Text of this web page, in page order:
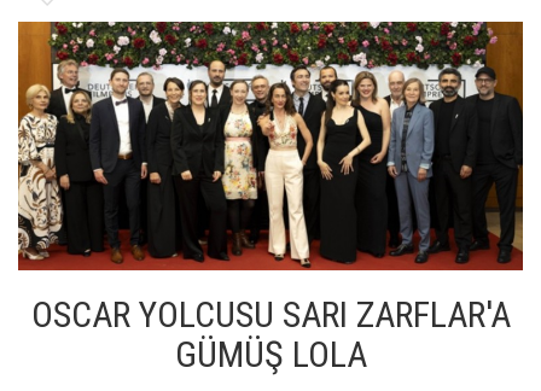
OSCAR YOLCUSU SARI ZARFLAR'A
GÜMÜŞ LOLA